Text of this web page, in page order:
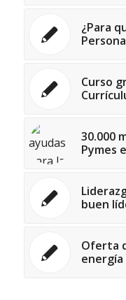
¿Para
Curso
30.000
Pymes
buen
Oferta